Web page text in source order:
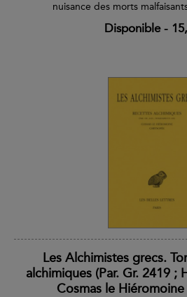
nuisance des morts
Disponible-
Les Alchimistes grecs.
alchimiques (Par. Gr. 2419 ;
Cosmas le